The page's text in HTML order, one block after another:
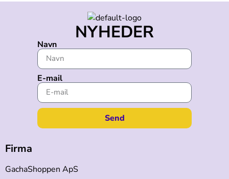
NYHEDER
Navn
E-mail
Send
Firma
GachaShoppen ApS